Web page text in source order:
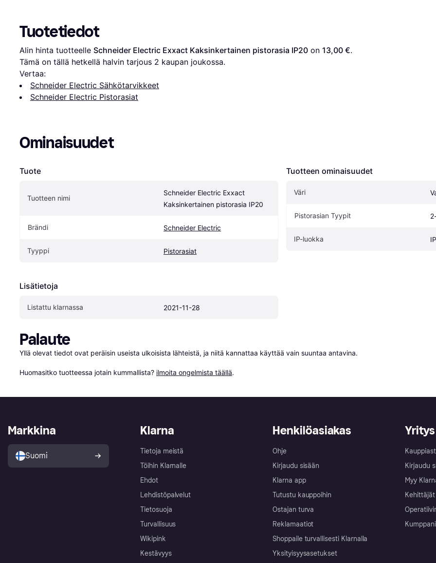
Tuotetiedot
Alin hinta tuotteelle Schneider Electric Exxact Kaksinkertainen pistorasia IP20 on 13,00 €.
Tämä on tällä hetkellä halvin tarjous 2 kaupan joukossa.
Vertaa:
Schneider Electric Sähkötarvikkeet
Schneider Electric Pistorasiat
Ominaisuudet
Tuote
Tuotteen nimi
Schneider Electric Exxact
Kaksinkertainen pistorasia IP20
Brändi Schneider Electric
Tyyppi Pistorasiat
Lisätietoja
Listattu klarnassa 2021-11-28
Tuotteen ominaisuudet
Väri
Pistorasian Tyypit
IP-luokka
Palaute
Yllä olevat tiedot ovat peräisin useista ulkoisista lähteistä, ja niitä kannattaa käyttää vain suuntaa antavina.
Huomasitko tuotteessa jotain kummallista? ilmoita ongelmista täällä.
Klarna
Tietoja meistä
Töihin Klarnalle
Ehdot
Lehdistöpalvelut
Tietosuoja
Turvallisuus
Wikipink
Kestävyys
Henkilöasiakas
Ohje
Kirjaudu sisään
Klarna app
Tutustu kauppoihin
Ostajan turva
Reklamaatiot
Shoppaile turvallisesti Klarnalla
Yksityisyysasetukset
Yritys
Kirjaudu
Myy
Kehittäjät
Markkina
Suomi